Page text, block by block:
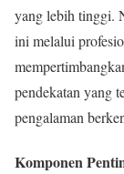
yang lebih tinggi.
ini melalui
pendekatan yang
pengalaman
Komponen